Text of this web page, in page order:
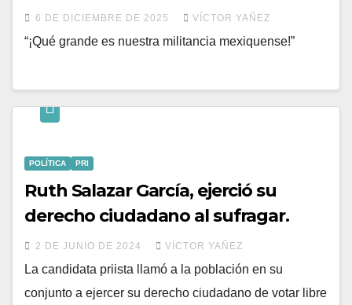
6 DE DICIEMBRE DE 2025 VÍCTOR YAÑEZ
“¡Qué grande es nuestra militancia mexiquense!”
POLÍTICA PRI
Ruth Salazar García, ejerció su
derecho ciudadano al sufragar.
2 DE JUNIO DE 2024 VÍCTOR YAÑEZ
La candidata priista llamó a la población en su
conjunto a ejercer su derecho ciudadano de votar libre